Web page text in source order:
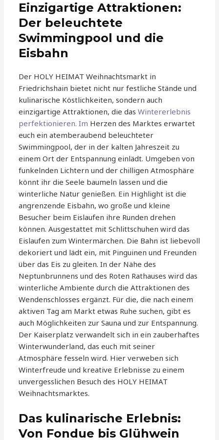
Einzigartige Attraktionen:
Der beleuchtete
Swimmingpool und die
Eisbahn
Der HOLY HEIMAT Weihnachtsmarkt in
Friedrichshain bietet nicht nur festliche Stände und
kulinarische Köstlichkeiten, sondern auch
einzigartige Attraktionen, die dasWintererlebnis
perfektionieren. Im Herzen des Marktes erwartet
euch ein atemberaubend beleuchteter
Swimmingpool, der in der kalten Jahreszeit zu
einem Ort der Entspannung einlädt. Umgeben von
funkelnden Lichtern und der chilligen Atmosphäre
könnt ihr die Seele baumeln lassen und die
winterliche Natur genießen. Ein Highlight ist die
angrenzende Eisbahn, wo große und kleine
Besucher beim Eislaufen ihre Runden drehen
können. Ausgestattet mit Schlittschuhen wird das
Eislaufen zum Wintermärchen. Die Bahn ist liebevoll
dekoriert und lädt ein, mit Pinguinen und Freunden
über das Eis zu gleiten. In der Nähe des
Neptunbrunnens und des Roten Rathauses wird das
winterliche Ambiente durch die Attraktionen des
Wendenschlosses ergänzt. Für die, die nach einem
aktiven Tag am Markt etwas Ruhe suchen, gibt es
auch Möglichkeiten zur Sauna und zur Entspannung.
Der Kaiserplatz verwandelt sich in ein zauberhaftes
Winterwunderland, das euch mit seiner
Atmosphäre fesseln wird. Hier verweben sich
Winterfreude und kreative Erlebnisse zu einem
unvergesslichen Besuch des HOLY HEIMAT
Weihnachtsmarktes.
Das kulinarische Erlebnis:
Von Fondue bis Glühwein